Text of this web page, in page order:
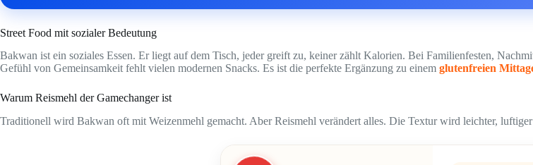
Street Food mit sozialer Bedeutung
Bakwan ist ein soziales Essen. Er liegt auf dem Tisch, jeder greift zu, keiner zählt Kalorien. Bei Familienfesten,
Gefühl von Gemeinsamkeit fehlt vielen modernen Snacks. Es ist die perfekte Ergänzung zu einem glutenfreien
Warum Reismehl der Gamechanger ist
Traditionell wird Bakwan oft mit Weizenmehl gemacht. Aber Reismehl verändert alles. Die Textur wird leichter,